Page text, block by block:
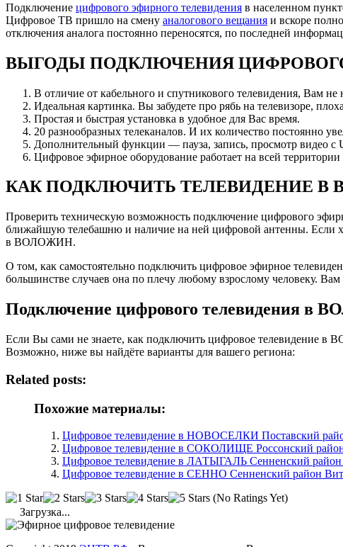
Подключение цифрового эфирного телевидения в населенном
Цифровое ТВ пришло на смену аналогового вещания и вскоре
отключения аналога постоянно переносятся, по последней
ВЫГОДЫ ПОДКЛЮЧЕНИЯ
В отличие от кабельного и спутникового телевидения, Вам
Идеальная картинка. Вы забудете про рябь на телевизоре,
Простая и быстрая установка в удобное для Вас время.
20 разнообразных телеканалов. И их количество постоянно
Дополнительный функции — пауза, запись, просмотр видео с
Цифровое эфирное оборудование работает на всей территории
КАК ПОДКЛЮЧИТЬ ТЕЛЕВИДЕНИЕ В
Проверить техническую возможность подключение цифрового
ближайшую телебашню и наличие на ней цифровой антенны. Если
в ВОЛОЖИН.
О том, как самостоятельно подключить цифровое эфирное
большинстве случаев она по плечу любому взрослому человеку. Вам
Подключение цифрового телевидения в
Если Вы сами не знаете, как подключить цифровое телевидение
Возможно, ниже вы найдёте варианты для вашего региона:
Related posts:
Похожие материалы:
Цифровое телевидение в НОВОСЕЛКИ Поставский
Цифровое телевидение в СОКОЛИЩЕ Россонский район
Цифровое телевидение в ЛАТЫГАЛЬ Сенненский район
Цифровое телевидение в СЕННО Сенненский район
(No Ratings Yet)
Загрузка...